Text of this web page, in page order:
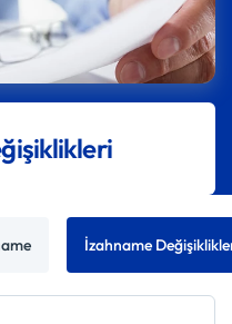
İzahname